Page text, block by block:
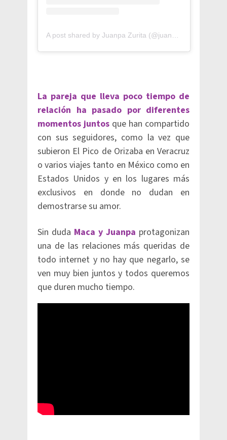
La pareja que lleva poco tiempo de
relación ha pasado por diferentes
momentos juntos que han compartido
con sus seguidores, como la vez que
subieron El Pico de Orizaba en Veracruz
o varios viajes tanto en México como en
Estados Unidos y en los lugares más
exclusivos en donde no dudan en
demostrarse su amor.
Sin duda Maca y Juanpa protagonizan
una de las relaciones más queridas de
todo internet y no hay que negarlo, se
ven muy bien juntos y todos queremos
que duren mucho tiempo.